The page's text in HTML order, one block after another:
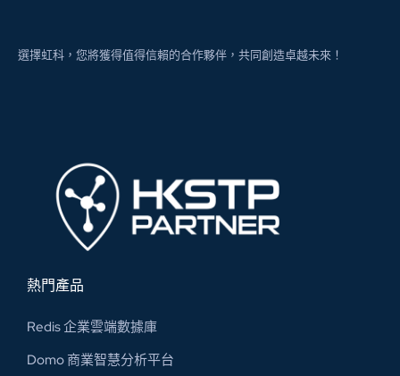
選擇虹科，您將獲得值得信賴的合作夥伴，共同創造卓越未來！
熱門產品
Redis 企業雲端數據庫
Domo 商業智慧分析平台